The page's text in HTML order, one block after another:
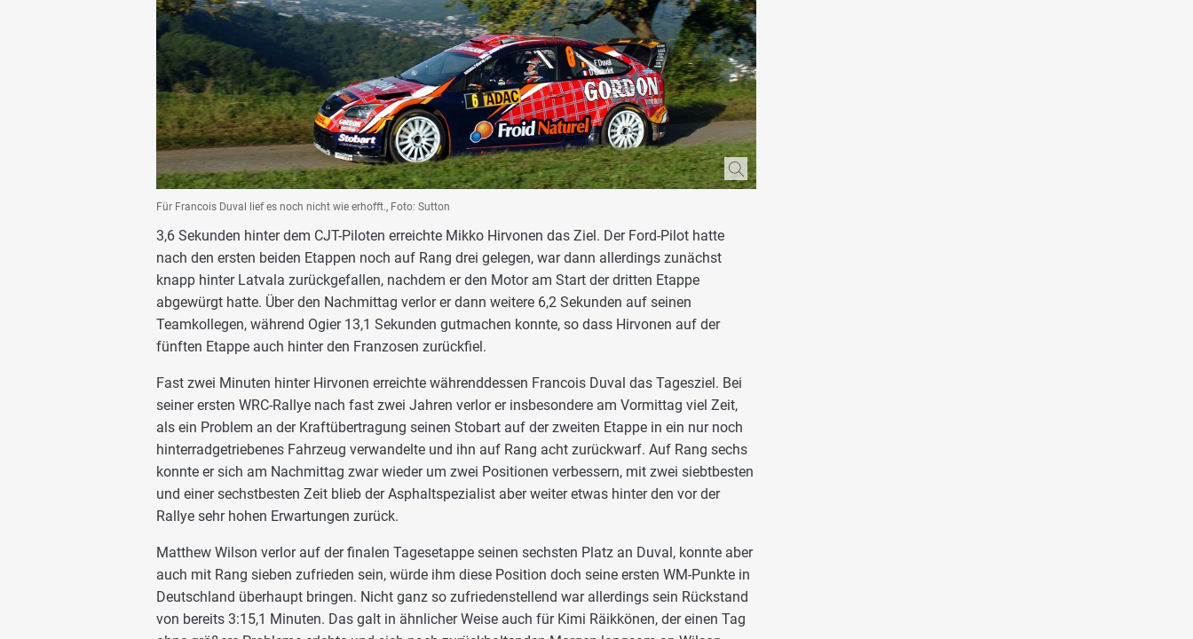
Für Francois Duval lief es noch nicht wie erhofft., Foto: Sutton
3,6 Sekunden hinter dem CJT-Piloten erreichte Mikko Hirvonen das Ziel. Der Ford-Pilot hatte
nach den ersten beiden Etappen noch auf Rang drei gelegen, war dann allerdings zunächst
knapp hinter Latvala zurückgefallen, nachdem er den Motor am Start der dritten Etappe
abgewürgt hatte. Über den Nachmittag verlor er dann weitere 6,2 Sekunden auf seinen
Teamkollegen, während Ogier 13,1 Sekunden gutmachen konnte, so dass Hirvonen auf der
fünften Etappe auch hinter den Franzosen zurückfiel.
Fast zwei Minuten hinter Hirvonen erreichte währenddessen Francois Duval das Tagesziel. Bei
seiner ersten WRC-Rallye nach fast zwei Jahren verlor er insbesondere am Vormittag viel Zeit,
als ein Problem an der Kraftübertragung seinen Stobart auf der zweiten Etappe in ein nur noch
hinterradgetriebenes Fahrzeug verwandelte und ihn auf Rang acht zurückwarf. Auf Rang sechs
konnte er sich am Nachmittag zwar wieder um zwei Positionen verbessern, mit zwei siebtbesten
und einer sechstbesten Zeit blieb der Asphaltspezialist aber weiter etwas hinter den vor der
Rallye sehr hohen Erwartungen zurück.
Matthew Wilson verlor auf der finalen Tagesetappe seinen sechsten Platz an Duval, konnte aber
auch mit Rang sieben zufrieden sein, würde ihm diese Position doch seine ersten WM-Punkte in
Deutschland überhaupt bringen. Nicht ganz so zufriedenstellend war allerdings sein Rückstand
von bereits 3:15,1 Minuten. Das galt in ähnlicher Weise auch für Kimi Räikkönen, der einen Tag